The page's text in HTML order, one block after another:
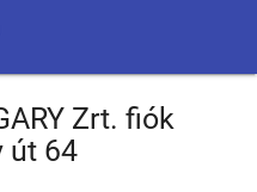
Zrt. fiók
út 64